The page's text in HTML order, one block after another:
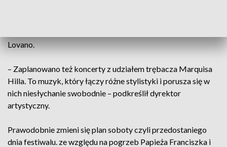
Lovano.
– Zaplanowano też koncerty z udziałem trębacza Marquisa
Hilla. To muzyk, który łączy różne stylistyki i porusza się w
nich niesłychanie swobodnie – podkreślił dyrektor
artystyczny.
Prawodobnie zmieni się plan soboty czyli przedostaniego
dnia festiwalu. ze względu na pogrzeb Papieża Franciszka i